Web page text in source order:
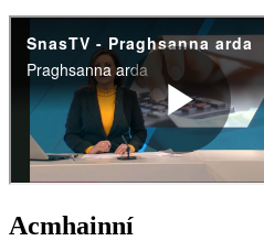
Acmhainní